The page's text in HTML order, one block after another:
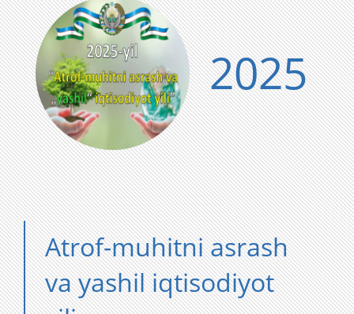
2025
Atrof-muhitni asrash
va yashil iqtisodiyot